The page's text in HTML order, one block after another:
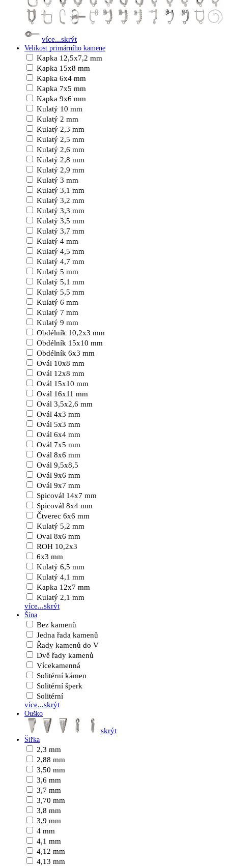
více...skrýt
Velikost primárního kamene
Kapka 12,5x7,2 mm
Kapka 15x8 mm
Kapka 6x4 mm
Kapka 7x5 mm
Kapka 9x6 mm
Kulatý 10 mm
Kulatý 2 mm
Kulatý 2,3 mm
Kulatý 2,5 mm
Kulatý 2,6 mm
Kulatý 2,8 mm
Kulatý 2,9 mm
Kulatý 3 mm
Kulatý 3,1 mm
Kulatý 3,2 mm
Kulatý 3,3 mm
Kulatý 3,5 mm
Kulatý 3,7 mm
Kulatý 4 mm
Kulatý 4,5 mm
Kulatý 4,7 mm
Kulatý 5 mm
Kulatý 5,1 mm
Kulatý 5,5 mm
Kulatý 6 mm
Kulatý 7 mm
Kulatý 9 mm
Obdélník 10,2x3 mm
Obdélník 15x10 mm
Obdélník 6x3 mm
Ovál 10x8 mm
Ovál 12x8 mm
Ovál 15x10 mm
Ovál 16x11 mm
Ovál 3,5x2,6 mm
Ovál 4x3 mm
Ovál 5x3 mm
Ovál 6x4 mm
Ovál 7x5 mm
Ovál 8x6 mm
Ovál 9,5x8,5
Ovál 9x6 mm
Ovál 9x7 mm
Spicovál 14x7 mm
Spicovál 8x4 mm
Čtverec 6x6 mm
Kulatý 5,2 mm
Oval 8x6 mm
ROH 10,2x3
6x3 mm
Kulatý 6,5 mm
Kulatý 4,1 mm
Kapka 12x7 mm
Kulatý 2,1 mm
více...skrýt
Šína
Bez kamenů
Jedna řada kamenů
Řady kamenů do V
Dvě řady kamenů
Vícekamenná
Solitérní kámen
Solitérní šperk
Solitérní
více...skrýt
Ouško
skrýt
Šířka
2,3 mm
2,88 mm
3,50 mm
3,6 mm
3,7 mm
3,70 mm
3,8 mm
3,9 mm
4 mm
4,1 mm
4,12 mm
4,13 mm